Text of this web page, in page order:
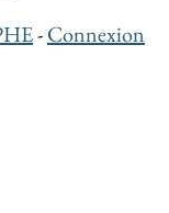
-Connexion